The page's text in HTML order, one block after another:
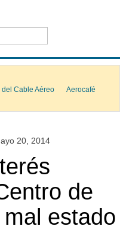
del Cable Aéreo
Aerocafé
20, 2014
de
estado